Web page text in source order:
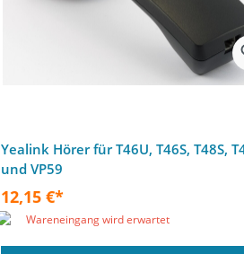
Yealink Hörer für T46U, T46S, T48S,
und VP59
12,15 €*
Wareneingang wird erwartet